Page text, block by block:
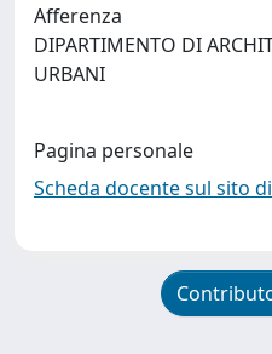
Afferenza
DIPARTIMENTO DI
URBANI
Pagina personale
Scheda docente sul sito